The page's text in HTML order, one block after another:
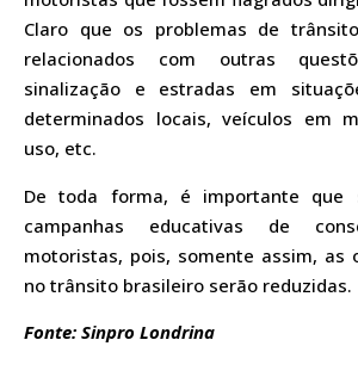
Claro que os problemas de
relacionados com outras
sinalização e estradas em
determinados locais, veículos em
uso, etc.
De toda forma, é importante que
campanhas educativas de
motoristas, pois, somente assim, as
no trânsito brasileiro serão reduzidas.
Fonte: Sinpro Londrina